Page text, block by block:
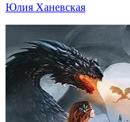
Юлия Ханевская